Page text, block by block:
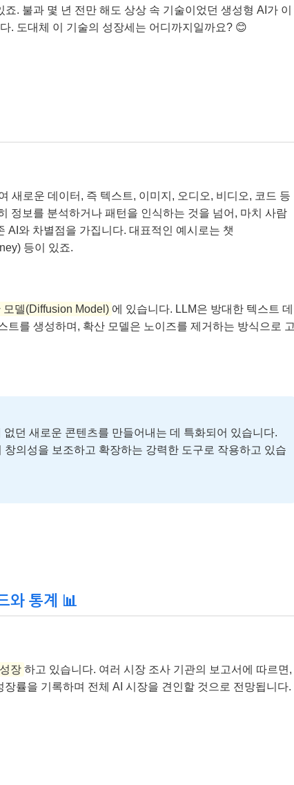
. 불과 몇 년 전만 해도 상상 속 기술이었던 생성형 AI가 이
. 도대체 이 기술의 성장세는 어디까지일까요? 😊
새로운 데이터, 즉 텍스트, 이미지, 오디오, 비디오, 코드 등
정보를 분석하거나 패턴을 인식하는 것을 넘어, 마치 사람
AI와 차별점을 가집니다. 대표적인 예시로는 챗
등이 있죠.
모델(Diffusion Model) 에 있습니다. LLM은 방대한 텍스트 데
트를 생성하며, 확산 모델은 노이즈를 제거하는 방식으로
던 새로운 콘텐츠를 만들어내는 데 특화되어 있습니다.
의성을 보조하고 확장하는 강력한 도구로 작용하고 있습
와 통계 📊
장 하고 있습니다. 여러 시장 조사 기관의 보고서에 따르면,
률을 기록하며 전체 AI 시장을 견인할 것으로 전망됩니다.